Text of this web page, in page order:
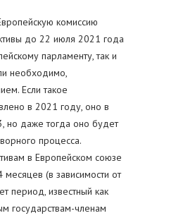
комиссию
до 22 июля 2021 года
парламенту, так и
необходимо,
Если такое
в 2021 году, оно в
но даже тогда оно будет
процесса.
в Европейском союзе
(в зависимости от
период, известный как
государствам-членам